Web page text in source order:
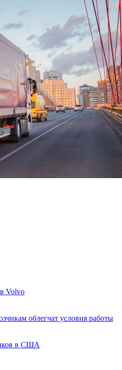
Volvo
облегчат условия работы
в США